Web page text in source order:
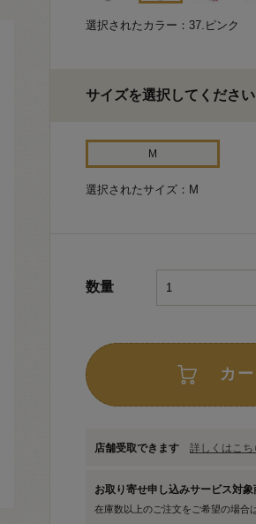
選択されたカラー：37.ピンク
サイズを選択してください
M
選択されたサイズ：M
数量
カ
店舗受取できます 詳しくはこち
お取り寄せ申し込みサービス対
在庫数以上のご注文をご希望の場合